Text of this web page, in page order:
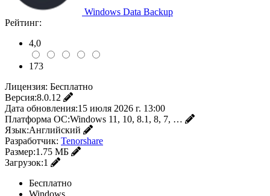
Windows Data Backup
Рейтинг:
4,0
173
Лицензия: Бесплатно
Версия:8.0.12
Дата обновления:15 июля 2026 г. 13:00
Платформа ОС:Windows 11, 10, 8.1, 8, 7, …
Язык:Английский
Разработчик: Tenorshare
Размер:1.75 МБ
Загрузок:1
Бесплатно
Windows